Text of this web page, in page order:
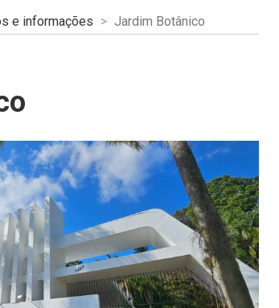
e informações Jardim Botânico